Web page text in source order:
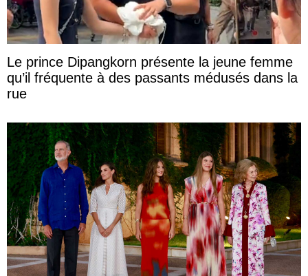
Le prince Dipangkorn présente la jeune femme
qu’il fréquente à des passants médusés dans la
rue